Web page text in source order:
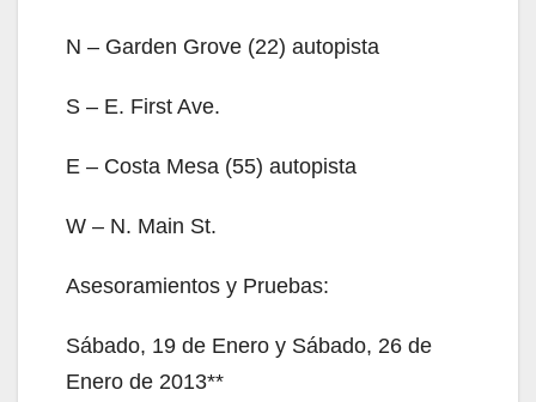
N – Garden Grove (22) autopista
S – E. First Ave.
E – Costa Mesa (55) autopista
W – N. Main St.
Asesoramientos y Pruebas:
Sábado, 19 de Enero y Sábado, 26 de
Enero de 2013**